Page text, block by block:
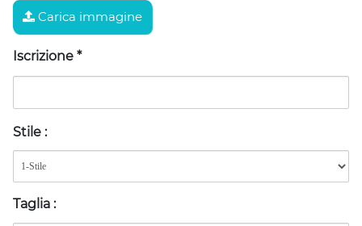
Carica immagine
Iscrizione *
Stile :
Taglia :